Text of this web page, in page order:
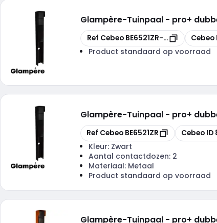
Glampère-Tuinpaal - pro+
Kopiëren
Ref Cebeo BE6521ZR-VB Kopiëren
Cebeo
Product standaard op voorraad
Glampère-Tuinpaal - pro+
Kopiëren
Ref Cebeo BE6521ZR Kopiëren
Cebeo ID
Kleur: Zwart
Aantal contactdozen: 2
Materiaal: Metaal
Product standaard op voorraad
Glampère-Tuinpaal - pro+